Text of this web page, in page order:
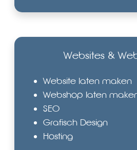
Websites &
Website laten maken
Webshop laten
SEO
Grafisch Design
Hosting